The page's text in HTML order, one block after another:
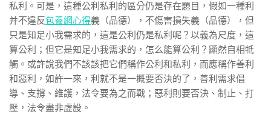
私利。可是，這種公利私利的區分仍是存在題目，假如一種利
并不違反包養網心得義（品德），不傷害損失義（品德），但
只是知足小我需求的，這是公利仍是私利呢？以義為尺度，這
算公利；但它是知足小我需求的，怎么能算公利？顯然自相牴
觸。或許說我們不該該把它們稱作公利和私利，而應稱作善利
和惡利，如許一來，利就不是一概要否決的了，善利需求倡
導、支撐、維護，法令要為之而戰；惡利則要否決、制止、打
壓，法令盡非虛設。